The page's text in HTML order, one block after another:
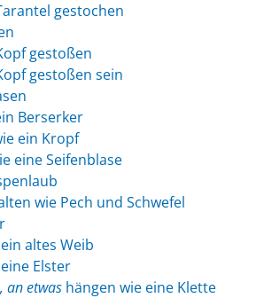
gestochen
gestoßen
gestoßen sein
Berserker
ein Kropf
eine Seifenblase
wie Pech und Schwefel
altes Weib
Elster
an etwas hängen wie eine Klette